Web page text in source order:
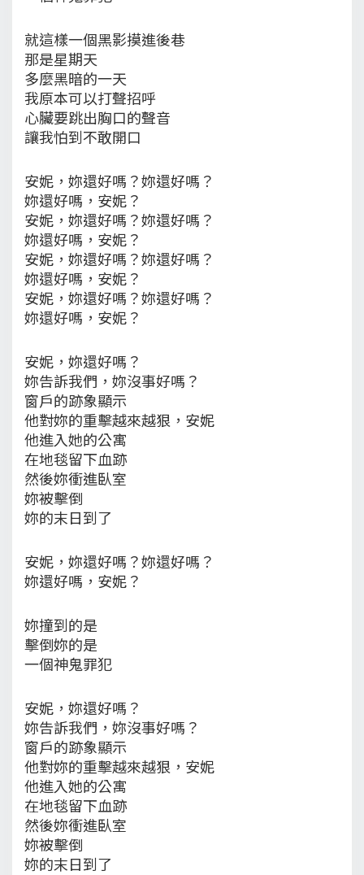
就這樣一個黑影摸進後巷
那是星期天
多麼黑暗的一天
我原本可以打聲招呼
心臟要跳出胸口的聲音
讓我怕到不敢開口
安妮，妳還好嗎？妳還好嗎？
妳還好嗎，安妮？
安妮，妳還好嗎？妳還好嗎？
妳還好嗎，安妮？
安妮，妳還好嗎？妳還好嗎？
妳還好嗎，安妮？
安妮，妳還好嗎？妳還好嗎？
妳還好嗎，安妮？
安妮，妳還好嗎？
妳告訴我們，妳沒事好嗎？
窗戶的跡象顯示
他對妳的重擊越來越狠，安妮
他進入她的公寓
在地毯留下血跡
然後妳衝進臥室
妳被擊倒
妳的末日到了
安妮，妳還好嗎？妳還好嗎？
妳還好嗎，安妮？
妳撞到的是
擊倒妳的是
一個神鬼罪犯
安妮，妳還好嗎？
妳告訴我們，妳沒事好嗎？
窗戶的跡象顯示
他對妳的重擊越來越狠，安妮
他進入她的公寓
在地毯留下血跡
然後妳衝進臥室
妳被擊倒
妳的末日到了